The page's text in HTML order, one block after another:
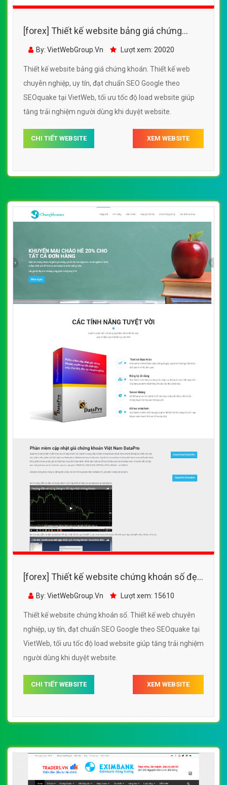
[forex] Thiết kế website bảng giá chứng
khoán đẹp, chuyên nghiệp chuẩn SEO
By: VietWebGroup.Vn Lượt xem: 20020
Thiết kế website bảng giá chứng khoán. Thiết kế web
chuyên nghiệp, uy tín, đạt chuẩn SEO Google theo
SEOquake tại VietWeb, tối ưu tốc độ load website giúp
tăng trải nghiệm người dùng khi duyệt website.
CHI TIẾT WEBSITE XEM WEBSITE
[forex] Thiết kế website chứng khoán số đẹp,
chuyên nghiệp chuẩn SEO
By: VietWebGroup.Vn Lượt xem: 15610
Thiết kế website chứng khoán số. Thiết kế web chuyên
nghiệp, uy tín, đạt chuẩn SEO Google theo SEOquake tại
VietWeb, tối ưu tốc độ load website giúp tăng trải nghiệm
người dùng khi duyệt website.
CHI TIẾT WEBSITE XEM WEBSITE